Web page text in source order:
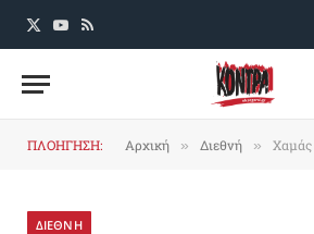
X
YouTube
RSS
ΠΛΟΗΓΗΣΗ: Αρχική » Διεθνή » Χαμάς και
ΔΙΕΘΝΗ